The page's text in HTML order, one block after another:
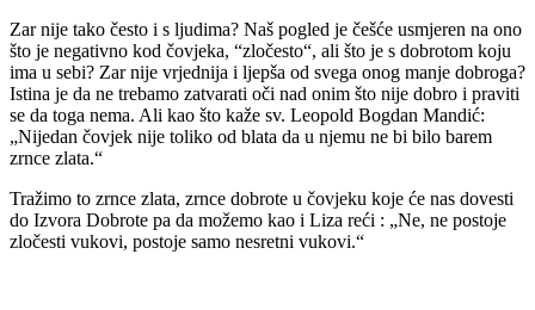
Zar nije tako često i s ljudima? Naš pogled je češće usmjeren na ono
što je negativno kod čovjeka, “zločesto“, ali što je s dobrotom koju
ima u sebi? Zar nije vrjednija i ljepša od svega onog manje dobroga?
Istina je da ne trebamo zatvarati oči nad onim što nije dobro i praviti
se da toga nema. Ali kao što kaže sv. Leopold Bogdan Mandić:
„Nijedan čovjek nije toliko od blata da u njemu ne bi bilo barem
zrnce zlata.“
Tražimo to zrnce zlata, zrnce dobrote u čovjeku koje će nas dovesti
do Izvora Dobrote pa da možemo kao i Liza reći : „Ne, ne postoje
zločesti vukovi, postoje samo nesretni vukovi.“